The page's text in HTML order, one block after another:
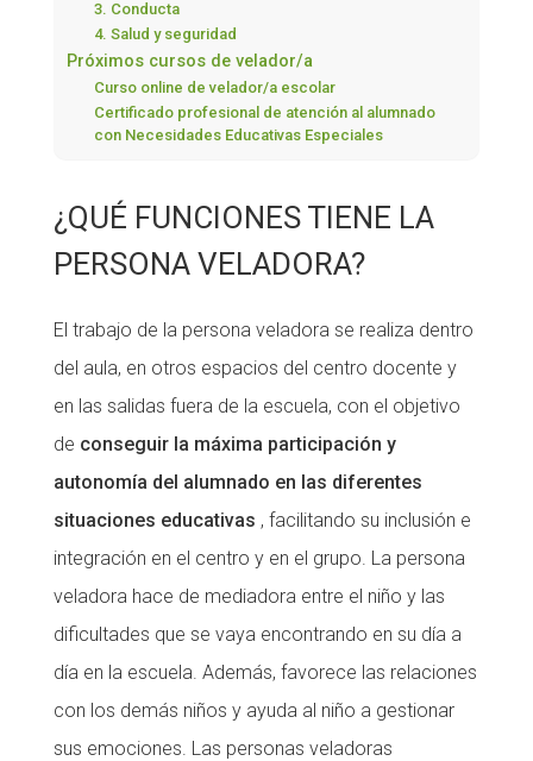
3. Conducta
4. Salud y seguridad
Próximos cursos de velador/a
Curso online de velador/a escolar
Certificado profesional de atención al alumnado
con Necesidades Educativas Especiales
¿QUÉ FUNCIONES TIENE LA
PERSONA VELADORA?
El trabajo de la persona veladora se realiza dentro
del aula, en otros espacios del centro docente y
en las salidas fuera de la escuela, con el objetivo
de conseguir la máxima participación y
autonomía del alumnado en las diferentes
situaciones educativas , facilitando su inclusión e
integración en el centro y en el grupo. La persona
veladora hace de mediadora entre el niño y las
dificultades que se vaya encontrando en su día a
día en la escuela. Además, favorece las relaciones
con los demás niños y ayuda al niño a gestionar
sus emociones. Las personas veladoras